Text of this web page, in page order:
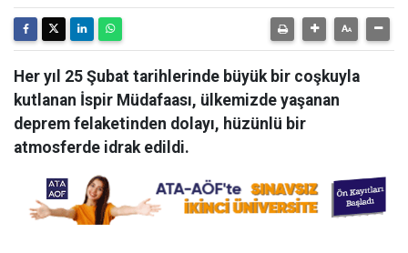
Her yıl 25 Şubat tarihlerinde büyük bir coşkuyla
kutlanan İspir Müdafaası, ülkemizde yaşanan
deprem felaketinden dolayı, hüzünlü bir
atmosferde idrak edildi.